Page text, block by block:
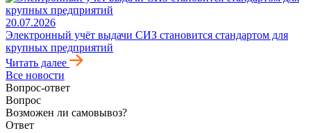
20.07.2026
Электронный учёт выдачи СИЗ становится стандартом для
крупных предприятий
Читать далее
Все новости
Вопрос-ответ
Вопрос
Возможен ли самовывоз?
Ответ